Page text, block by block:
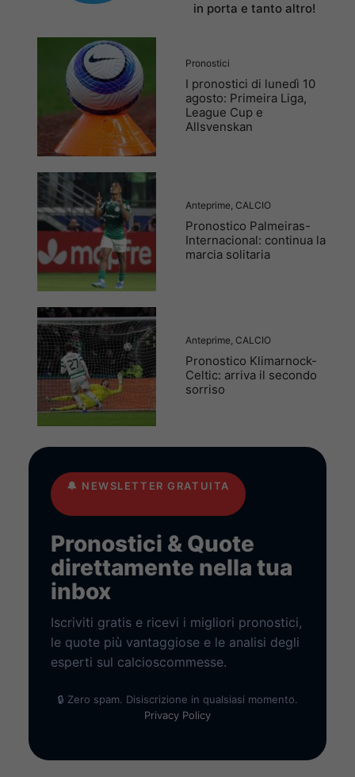
in porta e tanto altro!
Pronostici
I pronostici di lunedì 10
agosto: Primeira Liga,
League Cup e
Allsvenskan
Anteprime CALCIO
Pronostico Palmeiras-
Internacional: continua la
marcia solitaria
Anteprime CALCIO
Pronostico Klimarnock-
Celtic: arriva il secondo
sorriso
🔔 NEWSLETTER GRATUITA
Pronostici & Quote
direttamente nella tua
inbox
Iscriviti gratis e ricevi i migliori pronostici,
le quote più vantaggiose e le analisi degli
esperti sul calcioscommesse.
🔒 Zero spam. Disiscrizione in qualsiasi momento.
Privacy Policy